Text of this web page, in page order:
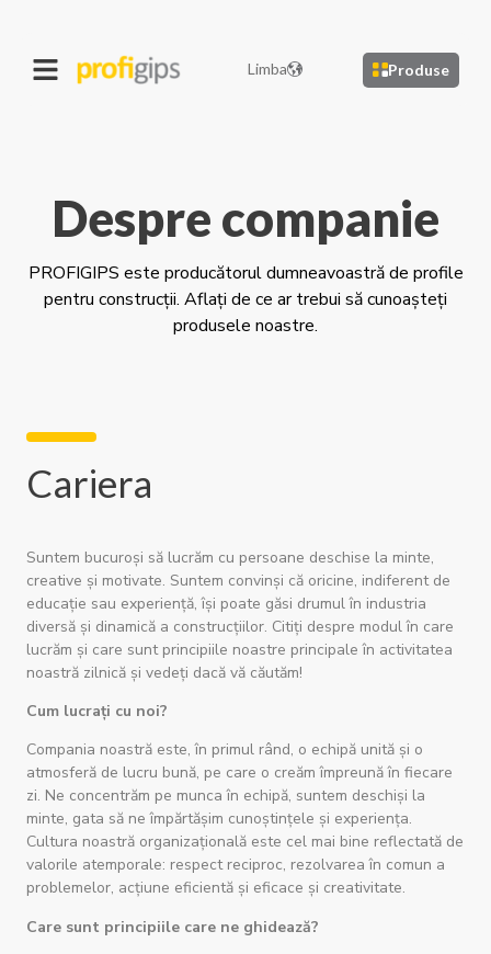
Limba Produse
Despre companie
PROFIGIPS este producătorul dumneavoastră de profile
pentru construcții. Aflați de ce ar trebui să cunoașteți
produsele noastre.
Cariera
Suntem bucuroși să lucrăm cu persoane deschise la minte,
creative și motivate. Suntem convinși că oricine, indiferent de
educație sau experiență, își poate găsi drumul în industria
diversă și dinamică a construcțiilor. Citiți despre modul în care
lucrăm și care sunt principiile noastre principale în activitatea
noastră zilnică și vedeți dacă vă căutăm!
Cum lucrați cu noi?
Compania noastră este, în primul rând, o echipă unită și o
atmosferă de lucru bună, pe care o creăm împreună în fiecare
zi. Ne concentrăm pe munca în echipă, suntem deschiși la
minte, gata să ne împărtășim cunoștințele și experiența.
Cultura noastră organizațională este cel mai bine reflectată de
valorile atemporale: respect reciproc, rezolvarea în comun a
problemelor, acțiune eficientă și eficace și creativitate.
Care sunt principiile care ne ghidează?